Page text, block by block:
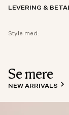
LEVERING &
Style med:
Se mere
NEW ARRIVALS